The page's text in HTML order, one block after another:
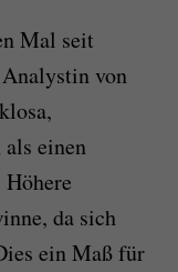
Mal seit
von
einen
da sich
ein Maß für